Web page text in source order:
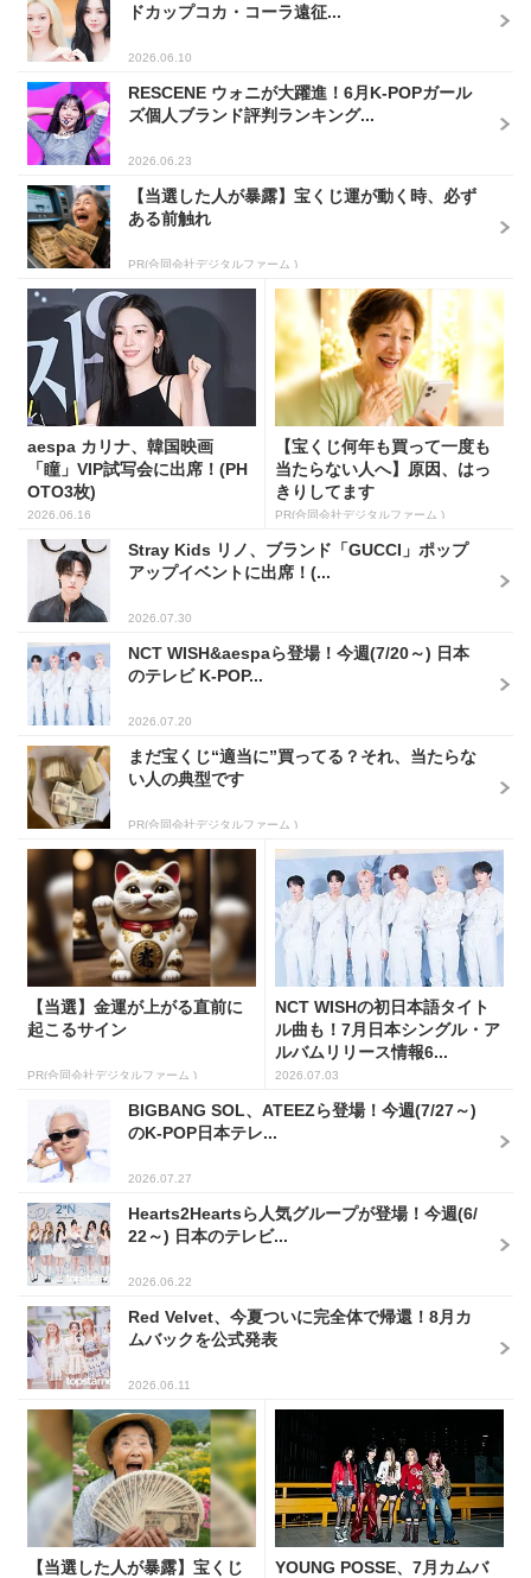
ドカップコカ・コーラ遠征...
2026.06.10
RESCENE ウォニが大躍進！6月K-POPガール
ズ個人ブランド評判ランキング...
2026.06.23
【当選した人が暴露】宝くじ運が動く時、必ず
ある前触れ
PR(合同会社デジタルファーム )
aespa カリナ、韓国映画
「瞳」VIP試写会に出席！(PH
OTO3枚)
2026.06.16
【宝くじ何年も買って一度も
当たらない人へ】原因、はっ
きりしてます
PR(合同会社デジタルファーム )
Stray Kids リノ、ブランド「GUCCI」ポップ
アップイベントに出席！(...
2026.07.30
NCT WISH&aespaら登場！今週(7/20～) 日本
のテレビ K-POP...
2026.07.20
まだ宝くじ“適当に”買ってる？それ、当たらな
い人の典型です
PR(合同会社デジタルファーム )
【当選】金運が上がる直前に
起こるサイン
PR(合同会社デジタルファーム )
NCT WISHの初日本語タイト
ル曲も！7月日本シングル・ア
ルバムリリース情報6...
2026.07.03
BIGBANG SOL、ATEEZら登場！今週(7/27～)
のK-POP日本テレ...
2026.07.27
Hearts2Heartsら人気グループが登場！今週(6/
22～) 日本のテレビ...
2026.06.22
Red Velvet、今夏ついに完全体で帰還！8月カ
ムバックを公式発表
2026.06.11
【当選した人が暴露】宝くじ YOUNG POSSE、7月カムバ